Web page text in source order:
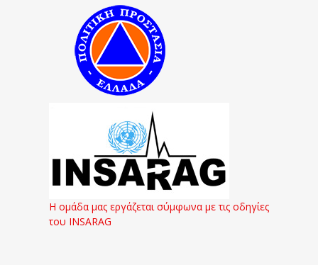
Η ομάδα μας εργάζεται σύμφωνα με τις οδηγίες
του INSARAG